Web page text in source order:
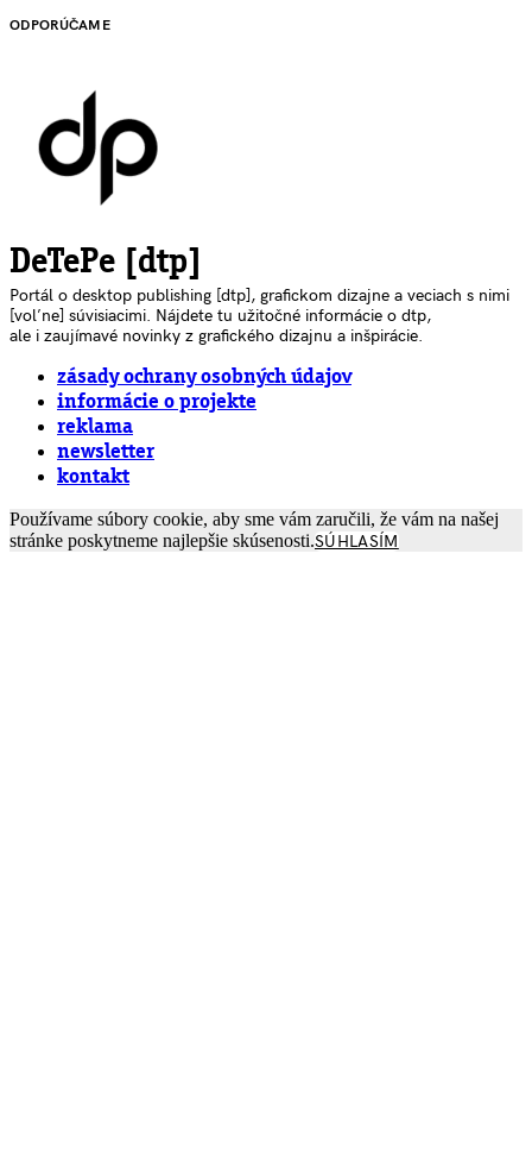
ODPORÚČAME
DeTePe [dtp]
Portál o desktop publishing [dtp], grafickom dizajne a veciach s nimi
[voľne] súvisiacimi. Nájdete tu užitočné informácie o dtp,
ale i zaujímavé novinky z grafického dizajnu a inšpirácie.
zásady ochrany osobných údajov
informácie o projekte
reklama
newsletter
kontakt
Používame súbory cookie, aby sme vám zaručili, že vám na našej
stránke poskytneme najlepšie skúsenosti.SÚHLASÍM